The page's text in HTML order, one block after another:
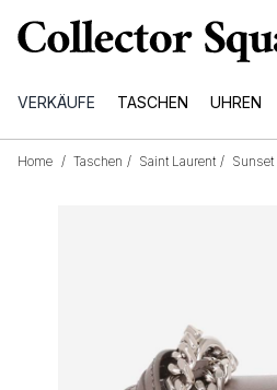
VERKÄUFE TASCHEN UHREN
Home / Taschen / Saint Laurent / Sunset